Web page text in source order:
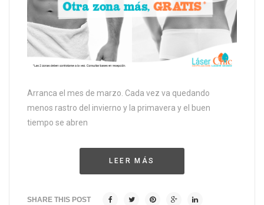
Arranca el mes de marzo. Cada vez va quedando
menos rastro del invierno y la primavera y el buen
tiempo se abren
LEER MÁS
SHARE THIS POST